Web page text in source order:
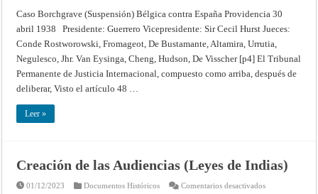
Borchgrave
(Suspensión)
[1938]
Permanente
Justicia
Internacional,
Serie
A/B,
Caso Borchgrave (Suspensión) Bélgica contra España Providencia 30
abril 1938 Presidente: Guerrero Vicepresidente: Sir Cecil Hurst Jueces:
Conde Rostworowski, Fromageot, De Bustamante, Altamira, Urrutia,
Negulesco, Jhr. Van Eysinga, Cheng, Hudson, De Visscher [p4] El Tribunal
Permanente de Justicia Internacional, compuesto como arriba, después de
deliberar, Visto el artículo 48 …
Leer »
Creación de las Audiencias (Leyes de Indias)
01/12/2023 Documentos Históricos Comentarios desactivadosen